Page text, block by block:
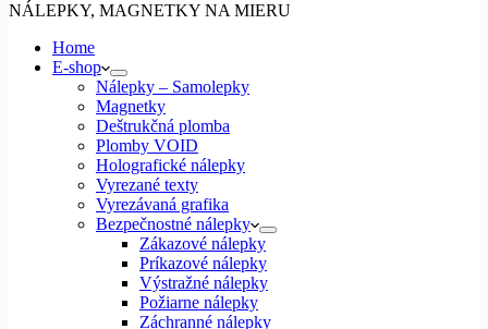
NÁLEPKY, MAGNETKY NA MIERU
Home
E-shop
Nálepky – Samolepky
Magnetky
Deštrukčná plomba
Plomby VOID
Holografické nálepky
Vyrezané texty
Vyrezávaná grafika
Bezpečnostné nálepky
Zákazové nálepky
Príkazové nálepky
Výstražné nálepky
Požiarne nálepky
Záchranné nálepky